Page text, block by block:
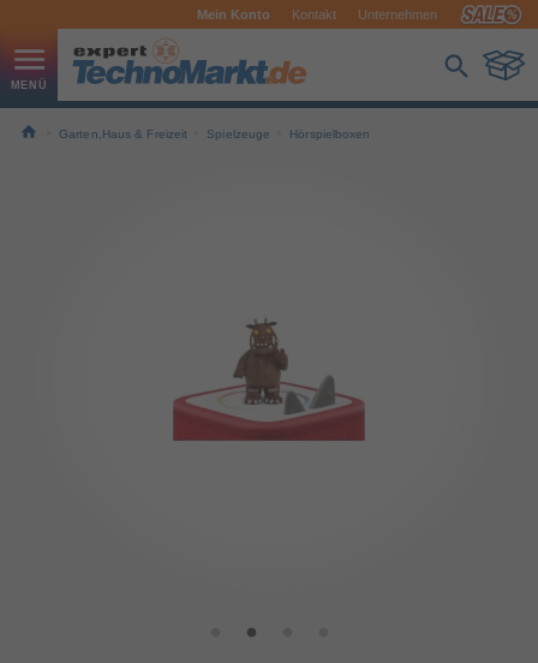
Mein Konto Kontakt Unternehmen
Garten,Haus & Freizeit Spielzeuge Hörspielboxen